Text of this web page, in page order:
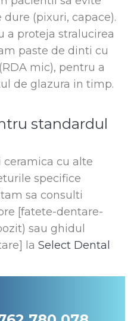
(pixuri, capace).
a proteja stralucirea
paste de dinti cu
mic), pentru a
de glazura in timp.
standardul
ceramica cu alte
specifice
sa consulti
[fatete-dentare-
sau ghidul
la Select Dental